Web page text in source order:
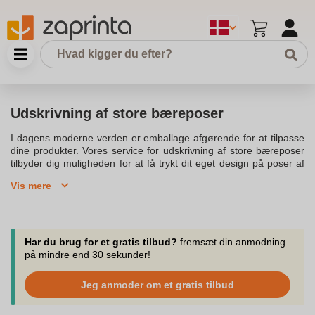
Udskrivning af store bæreposer
I dagens moderne verden er emballage afgørende for at tilpasse
dine produkter. Vores service for udskrivning af store bæreposer
tilbyder dig muligheden for at få trykt dit eget design på poser af
ønskede designs effektivt og bæredygtigt, hvilket gør dem
behov.Ved at få dine produkter trykt hos os, kan du drag fordel af
lave priser og en bred vifte af muligheder, herunder etiketter,
klistermærker og andet tilbehør. Vi tilbyder skræddersyet
kvalitet. Takket være vores moderne tryk og print-udstyr, kan vi
sikre, at dine produkter fremstillet på en bæredygtig måde, hvilket
også understøtter to klimabeskyttelsesprojekter.Vores kunder
Vis mere
Har du brug for et gratis tilbud? fremsæt din anmodning
på mindre end 30 sekunder!
Jeg anmoder om et gratis tilbud